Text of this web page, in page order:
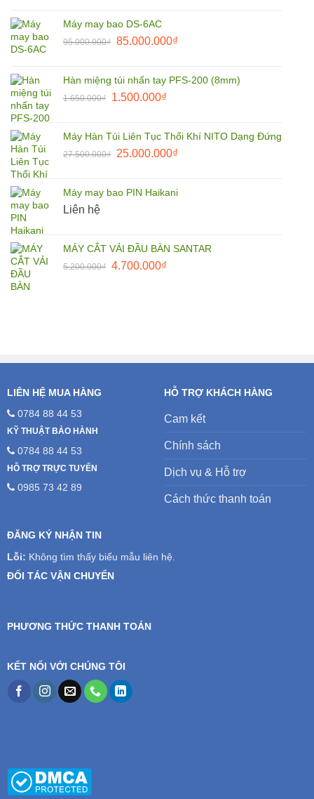
110.000.000₫.
Máy may bao DS-6AC
95.000.000₫ Giá
95.000.000₫.
85.000.000₫Giá
là:
Hàn miệng túi nhấn tay PFS-200 (8mm)
1.650.000₫
Giá
1.650.000₫.
1.500.000₫Giá
là:
1.500.000₫.
Máy Hàn Túi Liên Tục Thổi Khí NITO Dạng Đứng
27.500.000₫
Giá
27.500.000₫.
25.000.000₫Giá
là:
Máy may bao PIN Haikani
Liên hệ
MÁY CẮT VẢI ĐẦU BÀN SANTAR
5.200.000₫ Giá
4.700.000₫Giá
LIÊN HỆ MUA HÀNG
0784 88 44 53
KỸ THUẬT BẢO HÀNH
0784 88 44 53
HỖ TRỢ TRỰC TUYẾN
0985 73 42 89
HỖ TRỢ KHÁCH HÀNG
Cam kết
Chính sách
Dịch vụ & Hỗ trợ
Cách thức thanh toán
ĐĂNG KÝ NHẬN TIN
Lỗi: Không tìm thấy biểu mẫu liên hệ.
ĐỐI TÁC VẬN CHUYỂN
PHƯƠNG THỨC THANH TOÁN
KẾT NỐI VỚI CHÚNG TÔI